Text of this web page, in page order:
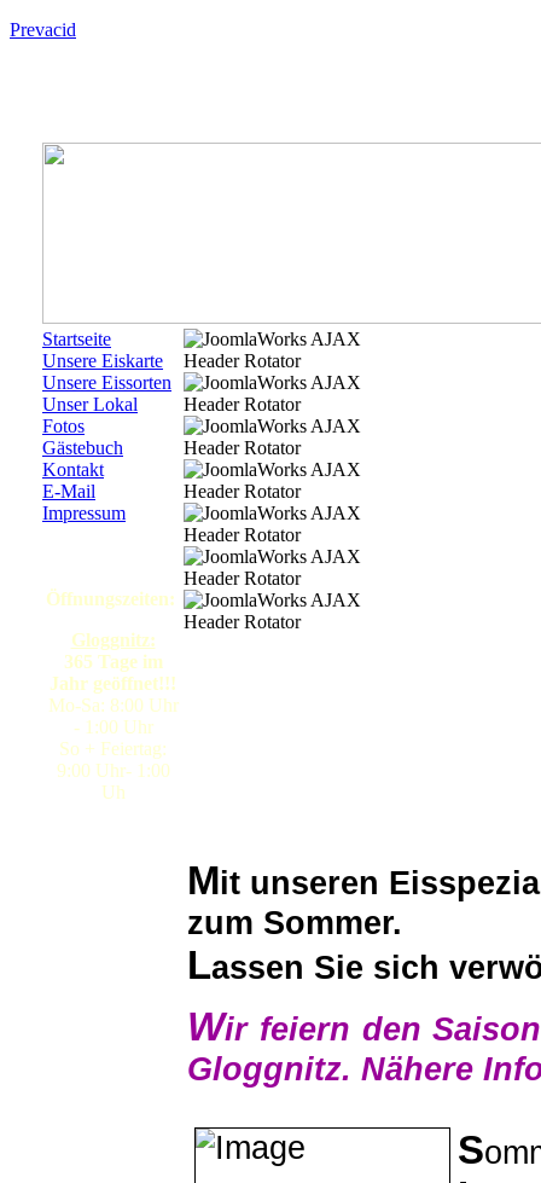
Prevacid
Startseite
Unsere Eiskarte
Unsere Eissorten
Unser Lokal
Fotos
Gästebuch
Kontakt
E-Mail
Impressum
Öffnungszeiten:
Gloggnitz:
365 Tage im
Jahr geöffnet!!!
Mo-Sa: 8:00 Uhr
- 1:00 Uhr
So + Feiertag:
9:00 Uhr- 1:00
Uh
Mit unseren
zum Sommer.
Lassen Sie sich
Wir feiern den
Gloggnitz. Nähere
S